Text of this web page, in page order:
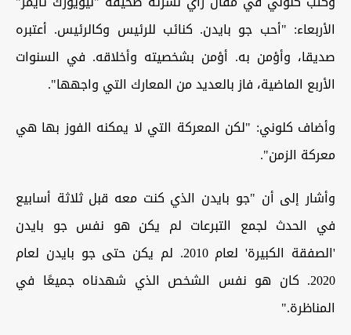
الأربعاء: "أحب جو بايدن. كنائب للرئيس وكالرئيس. أعتبره
صديقا، وأؤمن به. أؤمن بشخصيته وأخلاقه. في السنوات
الأربع الماضية، فاز بالعديد من المعارك التي واجهها".
وأضاف كلوني: "لكن المعركة التي لا يمكنه الفوز بها هي
معركة الزمن".
وأشار إلى أن "جو بايدن الذي كنت معه قبل ثلاثة أسابيع
في الحدث لجمع التبرعات لم يكن هو نفس جو بايدن
'الصفقة الكبيرة' لعام 2010. لم يكن حتى جو بايدن لعام
2020. كان هو نفس الشخص الذي شهدناه جميعًا في
المناظرة."